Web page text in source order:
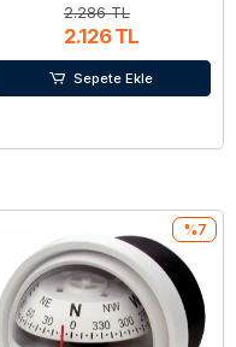
2.286 TL
2.126 TL
Sepete Ekle
%7